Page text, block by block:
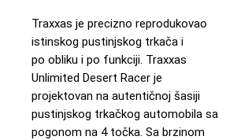
Traxxas je precizno reprodukovao
istinskog pustinjskog trkača i
po obliku i po funkciji. Traxxas
Unlimited Desert Racer je
projektovan na autentičnoj šasiji
pustinjskog trkačkog automobila sa
pogonom na 4 točka. Sa brzinom